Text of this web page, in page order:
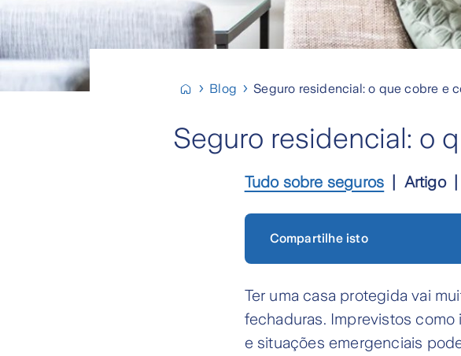
Blog Seguro residencial: o que cobre e
Seguro residencial: o
Tudo sobre seguros Artigo
Compartilhe isto
Ter uma casa protegida vai
fechaduras. Imprevistos
e situações emergenciais